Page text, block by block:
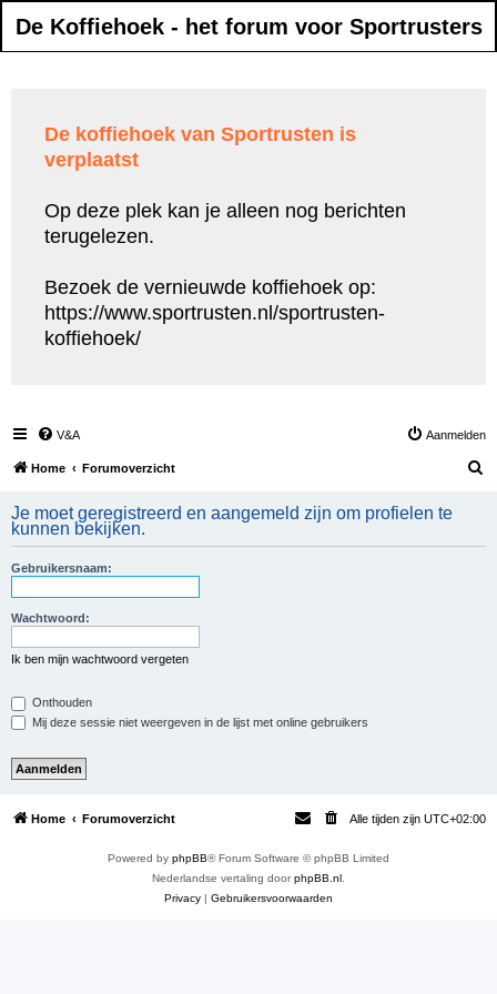
De Koffiehoek - het forum voor Sportrusters
De koffiehoek van Sportrusten is
verplaatst
Op deze plek kan je alleen nog berichten
terugelezen.
Bezoek de vernieuwde koffiehoek op:
https://www.sportrusten.nl/sportrusten-
koffiehoek/
V&A Aanmelden
Home Forumoverzicht
k
Je moet geregistreerd en aangemeld zijn om profielen te
kunnen bekijken.
Gebruikersnaam:
Wachtwoord:
Ik ben mijn wachtwoord vergeten
Onthouden
Mij deze sessie niet weergeven in de lijst met online gebruikers
Home Forumoverzicht Alle tijden zijn UTC+02:00
Powered by phpBB® Forum Software © phpBB Limited
Nederlandse vertaling doorphpBB.nl.
Privacy | Gebruikersvoorwaarden